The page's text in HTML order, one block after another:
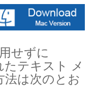
せずに
テキスト メ
法は次のとお